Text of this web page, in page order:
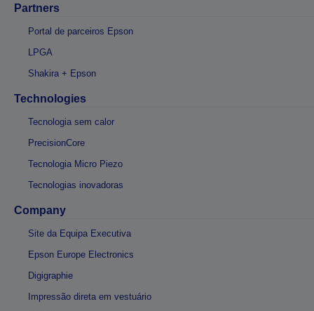
Partners
Portal de parceiros Epson
LPGA
Shakira + Epson
Technologies
Tecnologia sem calor
PrecisionCore
Tecnologia Micro Piezo
Tecnologias inovadoras
Company
Site da Equipa Executiva
Epson Europe Electronics
Digigraphie
Impressão direta em vestuário